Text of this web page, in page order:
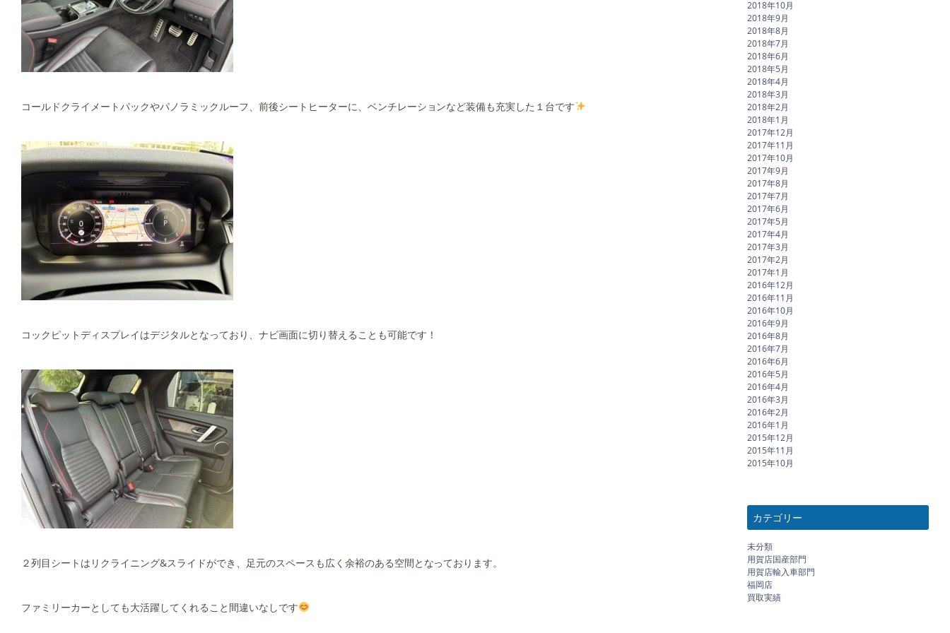
コールドクライメートパックやパノラミックルーフ、前後シートヒーターに、ベンチレーションなど装備も充実した１台です
コックピットディスプレイはデジタルとなっており、ナビ画面に切り替えることも可能です！
２列目シートはリクライニング&スライドができ、足元のスペースも広く余裕のある空間となっております。
ファミリーカーとしても大活躍してくれること間違いなしです
2018年10月
2018年9月
2018年8月
2018年7月
2018年6月
2018年5月
2018年4月
2018年3月
2018年2月
2018年1月
2017年12月
2017年11月
2017年10月
2017年9月
2017年8月
2017年7月
2017年6月
2017年5月
2017年4月
2017年3月
2017年2月
2017年1月
2016年12月
2016年11月
2016年10月
2016年9月
2016年8月
2016年7月
2016年6月
2016年5月
2016年4月
2016年3月
2016年2月
2016年1月
2015年12月
2015年11月
2015年10月
カテゴリー
未分類
用賀店国産部門
用賀店輸入車部門
福岡店
買取実績